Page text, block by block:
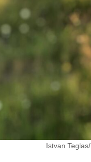
Istvan